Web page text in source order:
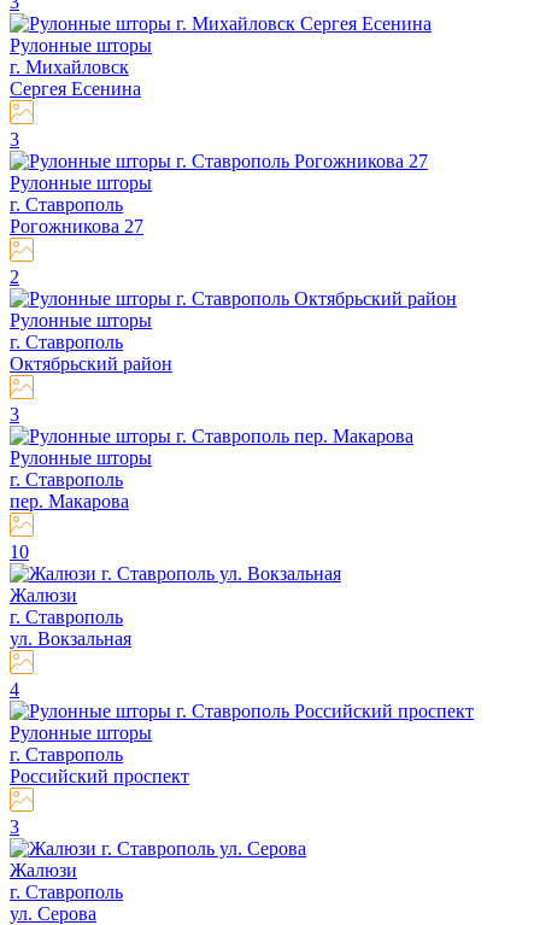
Рулонные шторы
г. Михайловск
Сергея Есенина
3
Рулонные шторы
г. Ставрополь
Рогожникова 27
2
Рулонные шторы
г. Ставрополь
Октябрьский район
3
Рулонные шторы
г. Ставрополь
пер. Макарова
10
Жалюзи
г. Ставрополь
ул. Вокзальная
4
Рулонные шторы
г. Ставрополь
Российский проспект
3
Жалюзи
г. Ставрополь
ул. Серова